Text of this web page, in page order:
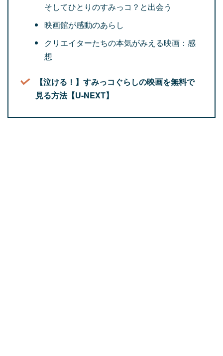
そしてひとりのすみっコ？と出会う
映画館が感動のあらし
クリエイターたちの本気がみえる映画：感
想
【泣ける！】すみっコぐらしの映画を無料で
見る方法【U-NEXT】